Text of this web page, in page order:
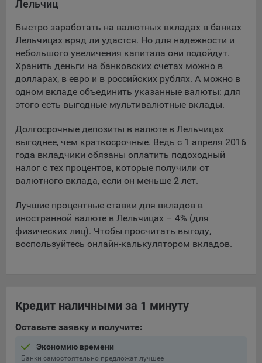
Подобные функции улучшают условия работы
9.3. Файлы cookie предпочтений, например, для настройки
контента. Данные файлы cookie собирают информацию о
выборе пользователя на сайте и его предпочтениях и
позволяют Обществу «запомнить» информацию о
выбранном пользователем городе и других местных
настройках для того, чтобы соответствующим образом
9.4. Аналитические файлы cookie, например
Яндекс.Метрика, Google Analytics. Данные файлы cookie
собирают информацию о том, как пользователь
использовал сайты, и позволяют Обществу вносить в них
улучшения.
Аналитические файлы cookie показывают, какие страницы
сайта Общества посещаются чаще всего, помогают
выявлять трудности, возникающие при использовании
сайта, а также позволяют оценить эффективность
9.5. Файлы cookie, применяемые для определения целевой
аудитории и в рекламных целях, например Яндекс.Метрика,
Технические/Функциональные, хранятся не более года;
Лельчиц
Быстро заработать на валютных вкладах в банках
Лельчицах вряд ли удастся. Но для надежности и
небольшого увеличения капитала они подойдут.
Хранить деньги на банковских счетах можно в
долларах, в евро и в российских рублях. А можно в
одном вкладе объединить указанные валюты: для
этого есть выгодные мультивалютные вклады.
Долгосрочные депозиты в валюте в Лельчицах
выгоднее, чем краткосрочные. Ведь с 1 апреля 2016
года вкладчики обязаны оплатить подоходный
налог с тех процентов, которые получили от
валютного вклада, если он меньше 2 лет.
Лучшие процентные ставки для вкладов в
иностранной валюте в Лельчицах – 4% (для
физических лиц). Чтобы просчитать выгоду,
воспользуйтесь онлайн-калькулятором вкладов.
Кредит наличными за 1 минуту
Оставьте заявку и получите:
Экономию времени
Банки самостоятельно предложат лучшее